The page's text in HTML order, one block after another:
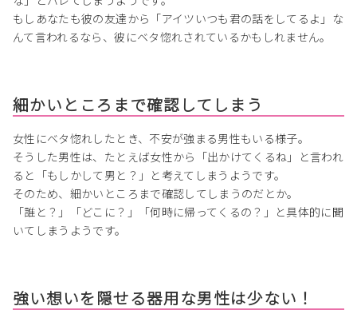
もしあなたも彼の友達から「アイツいつも君の話をしてるよ」な
んて言われるなら、彼にベタ惚れされているかもしれません。
細かいところまで確認してしまう
女性にベタ惚れしたとき、不安が強まる男性もいる様子。
そうした男性は、たとえば女性から「出かけてくるね」と言われ
ると「もしかして男と？」と考えてしまうようです。
そのため、細かいところまで確認してしまうのだとか。
「誰と？」「どこに？」「何時に帰ってくるの？」と具体的に聞
いてしまうようです。
強い想いを隠せる器用な男性は少ない！